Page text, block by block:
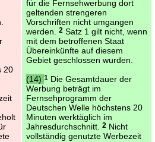
20
für die Fernsehwerbung dort
geltenden strengeren
Vorschriften nicht umgangen
werden.
2Satz 1 gilt nicht, wenn
mit dem betroffenen Staat
Übereinkünfte auf diesem
Gebiet geschlossen wurden.
(14) 1Die Gesamtdauer der
Werbung beträgt im
Fernsehprogramm der
Deutschen Welle höchstens 20
Minuten werktäglich im
Jahresdurchschnitt.
2Nicht
vollständig genutzte Werbezeit